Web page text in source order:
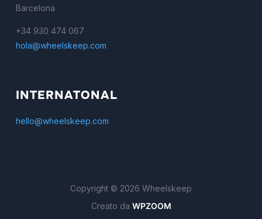
Barcelona
+34 930 474 067
hola@wheelskeep.com
INTERNATONAL
hello@wheelskeep.com
Copyright © 2026 Wheelskeep
Creato da WPZOOM